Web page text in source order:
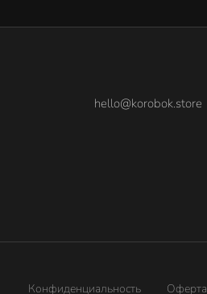
hello@korobok.store
Конфиденциальность Оферта